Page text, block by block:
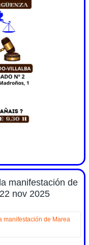
manifestación de
nov 2025